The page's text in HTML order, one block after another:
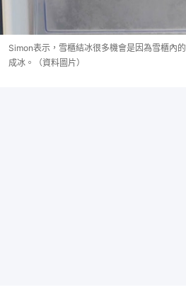
Simon表示，雪櫃結冰很多機會是因為雪櫃內
成冰。（資料圖片）